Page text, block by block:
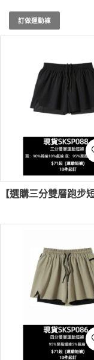
運動時攜帶小物品
房、室外跑步或是
運動挑戰！現貨運
HKD60 / 起, 視乎數
訂做運動褲